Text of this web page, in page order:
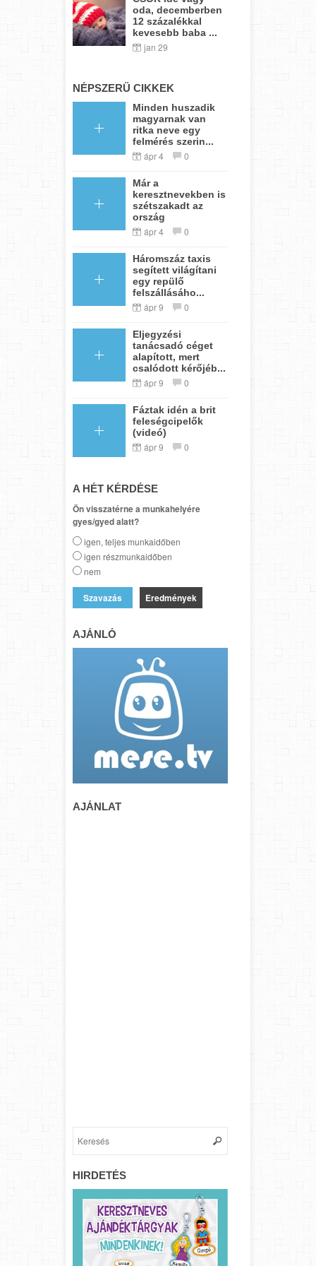
oda, decemberben
12 százalékkal
kevesebb baba ...
jan 29
NÉPSZERŰ CIKKEK
Minden huszadik
magyarnak van
ritka neve egy
felmérés szerin...
ápr 4 0
Már a
keresztnevekben is
szétszakadt az
ország
ápr 4 0
Háromszáz taxis
segített világítani
egy repülő
felszállásáho...
ápr 9 0
Eljegyzési
tanácsadó céget
alapított, mert
csalódott kérőjéb...
ápr 9 0
Fáztak idén a brit
feleségcipelők
(videó)
ápr 9 0
A HÉT KÉRDÉSE
Ön visszatérne a munkahelyére
gyes/gyed alatt?
igen, teljes munkaidőben
igen részmunkaidőben
nem
Eredmények
AJÁNLÓ
AJÁNLAT
HIRDETÉS